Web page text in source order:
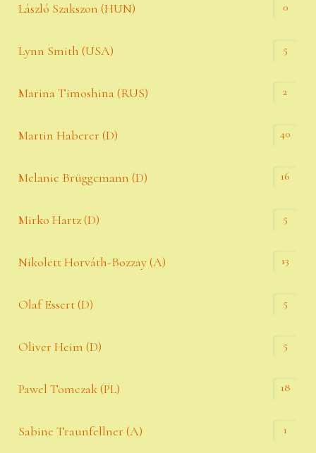
László Szakszon (HUN) 0
Lynn Smith (USA) 5
Marina Timoshina (RUS) 2
Martin Haberer (D) 40
Melanie Brüggemann (D) 16
Mirko Hartz (D) 5
Nikolett Horváth-Bozzay (A) 13
Olaf Essert (D) 5
Oliver Heim (D) 5
Pawel Tomczak (PL) 18
Sabine Traunfellner (A) 1